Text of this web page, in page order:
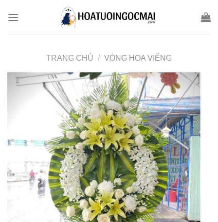
TRANG CHỦ / VÒNG HOA VIẾNG